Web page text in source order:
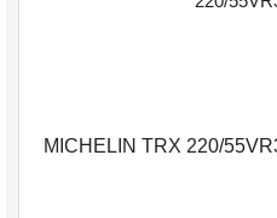
MICHELIN TRX 220/